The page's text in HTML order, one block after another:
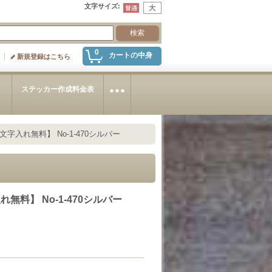
文字サイズ:
0 カートの中身
新規登録はこちら
ステッカー作成料金表
字入れ無料】 No-1-470シルバー
無料】 No-1-470シルバー